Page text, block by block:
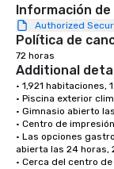
Información
Authorized
Política de
72 horas
Additional
• 1,921 habitaciones,
• Piscina exterior
• Gimnasio abierto
• Centro de
• Las opciones
abierta las 24 horas,
• Cerca del centro